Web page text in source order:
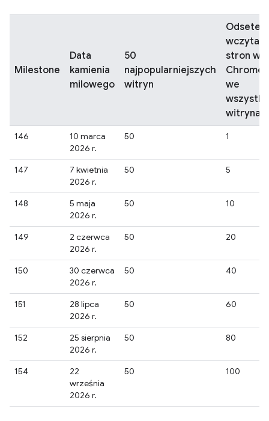
Milestone
Data
kamienia
milowego
50
najpopularniejszych
witryn
Odsetek
wczytań
stron w
Chrome
we
146
10 marca
2026 r.
50 1
147
7 kwietnia
2026 r.
50 5
148
5 maja
2026 r.
50 10
149
2 czerwca
2026 r.
50 20
150
30 czerwca
2026 r.
50 40
151
28 lipca
2026 r.
50 60
152
25 sierpnia
2026 r.
50 80
154
22
września
2026 r.
50 100